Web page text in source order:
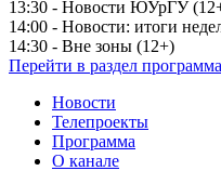
13:30 - Новости ЮУрГУ
14:00 - Новости: итоги
14:30 - Вне зоны (12+)
Перейти в раздел программа
Новости
Телепроекты
Программа
О канале